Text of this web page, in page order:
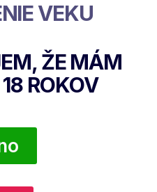
VEKU
ŽE MÁM
18 ROKOV